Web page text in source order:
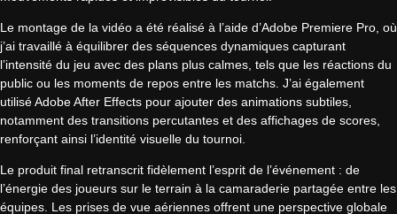
Le montage de la vidéo a été réalisé à l’aide d’Adobe Premiere Pro, où
j’ai travaillé à équilibrer des séquences dynamiques capturant
l’intensité du jeu avec des plans plus calmes, tels que les réactions du
public ou les moments de repos entre les matchs. J’ai également
utilisé Adobe After Effects pour ajouter des animations subtiles,
notamment des transitions percutantes et des affichages de scores,
renforçant ainsi l’identité visuelle du tournoi.
Le produit final retranscrit fidèlement l’esprit de l’événement : de
l’énergie des joueurs sur le terrain à la camaraderie partagée entre les
équipes. Les prises de vue aériennes offrent une perspective globale